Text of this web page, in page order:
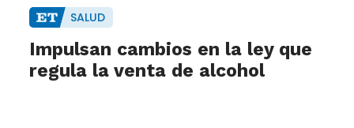
SALUD
Impulsan cambios en la ley que
regula la venta de alcohol